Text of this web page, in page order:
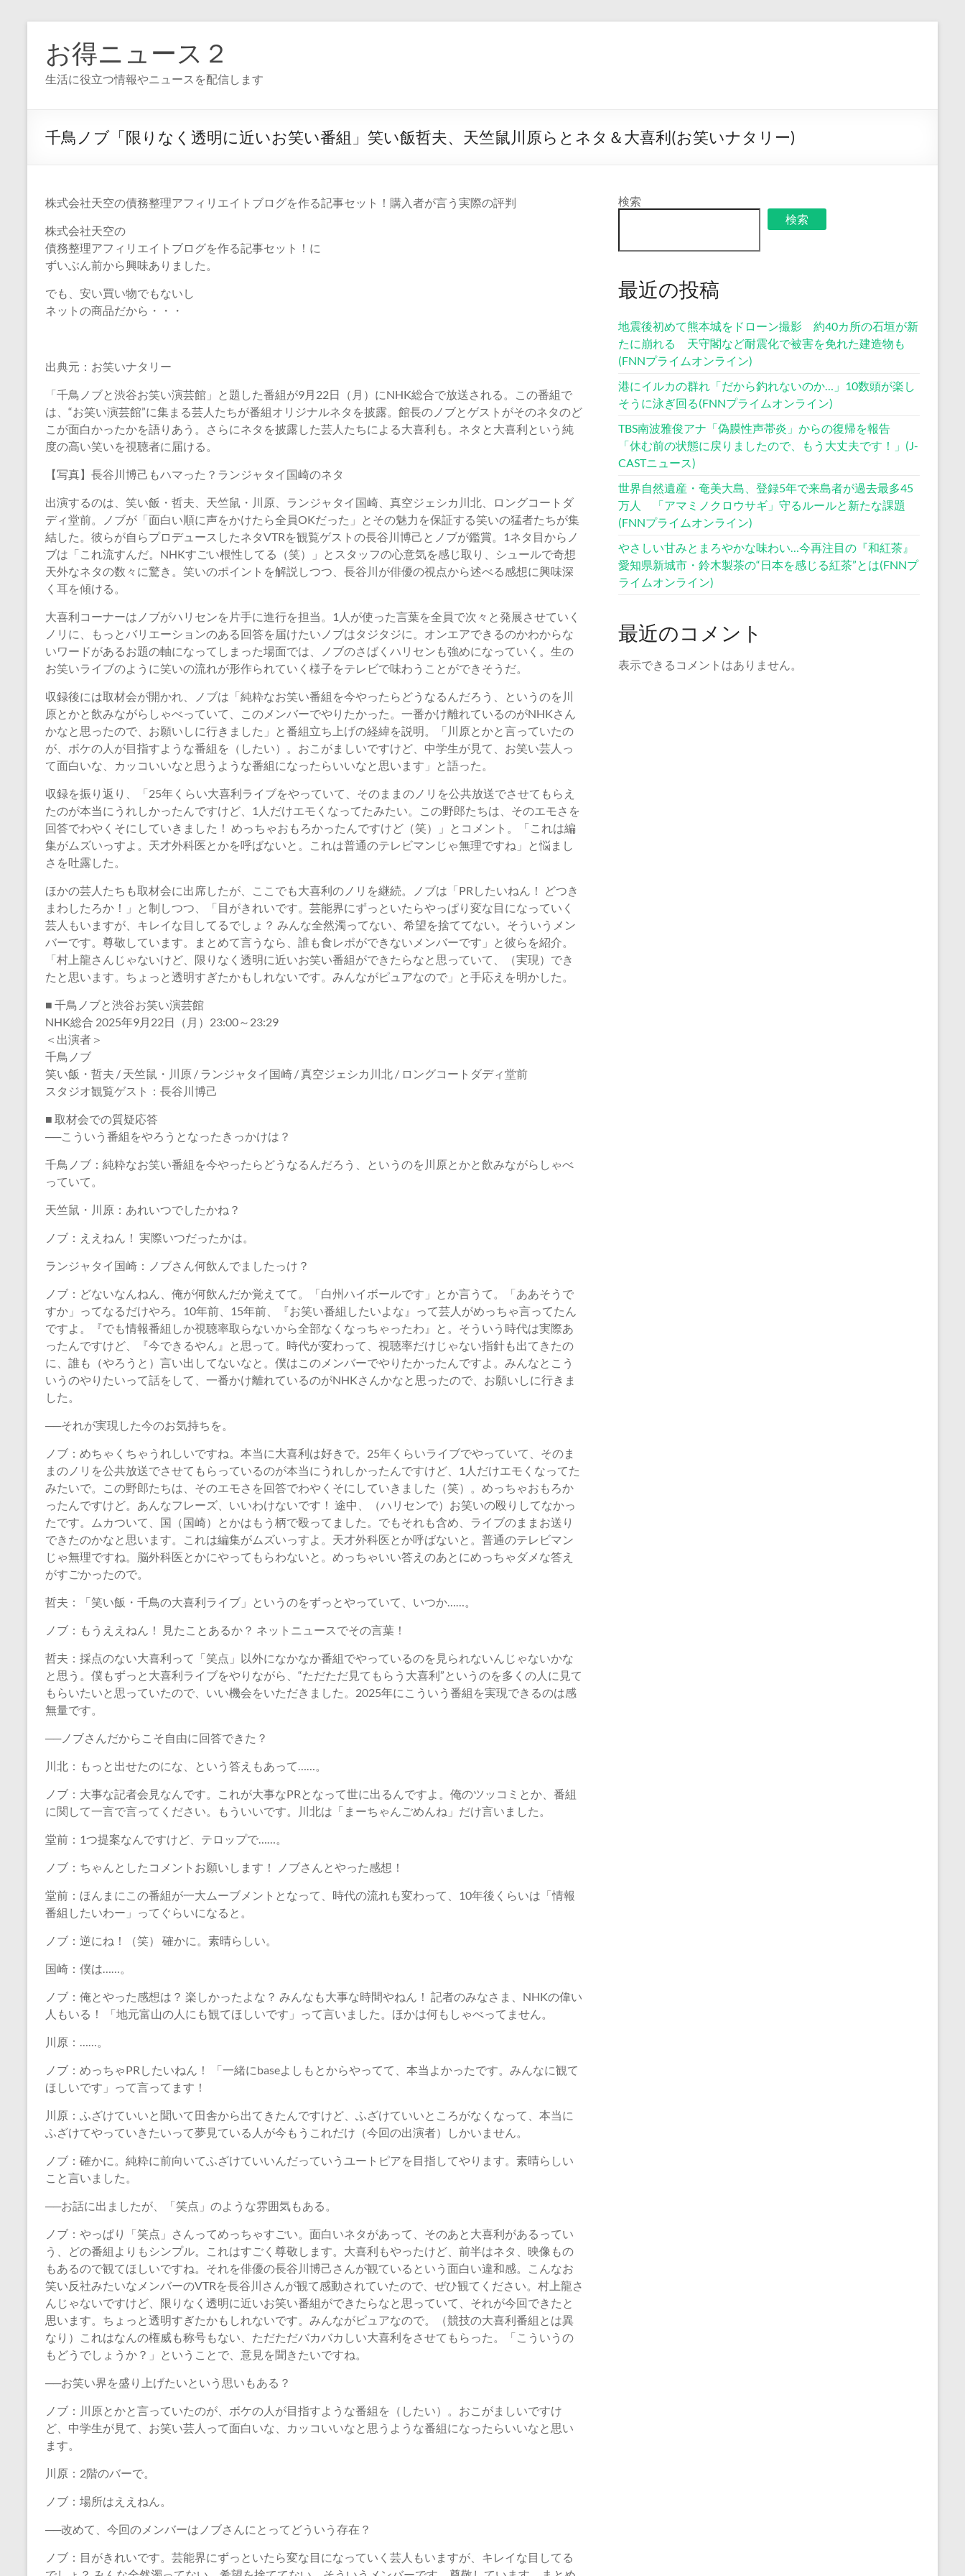
お得ニュース２
生活に役立つ情報やニュースを配信します
千鳥ノブ「限りなく透明に近いお笑い番組」笑い飯哲夫、天竺鼠川原らとネタ＆大喜利(お笑いナタリー)
株式会社天空の債務整理アフィリエイトブログを作る記事セット！購入者が言う実際の評判
株式会社天空の
債務整理アフィリエイトブログを作る記事セット！に
ずいぶん前から興味ありました。
でも、安い買い物でもないし
ネットの商品だから・・・
出典元：お笑いナタリー
「千鳥ノブと渋谷お笑い演芸館」と題した番組が9月22日（月）にNHK総合で放送される。この番組で
は、“お笑い演芸館”に集まる芸人たちが番組オリジナルネタを披露。館長のノブとゲストがそのネタのど
こが面白かったかを語りあう。さらにネタを披露した芸人たちによる大喜利も。ネタと大喜利という純
度の高い笑いを視聴者に届ける。
【写真】長谷川博己もハマった？ランジャタイ国崎のネタ
出演するのは、笑い飯・哲夫、天竺鼠・川原、ランジャタイ国崎、真空ジェシカ川北、ロングコートダ
ディ堂前。ノブが「面白い順に声をかけたら全員OKだった」とその魅力を保証する笑いの猛者たちが集
結した。彼らが自らプロデュースしたネタVTRを観覧ゲストの長谷川博己とノブが鑑賞。1ネタ目からノ
ブは「これ流すんだ。NHKすごい根性してる（笑）」とスタッフの心意気を感じ取り、シュールで奇想
天外なネタの数々に驚き。笑いのポイントを解説しつつ、長谷川が俳優の視点から述べる感想に興味深
く耳を傾ける。
大喜利コーナーはノブがハリセンを片手に進行を担当。1人が使った言葉を全員で次々と発展させていく
ノリに、もっとバリエーションのある回答を届けたいノブはタジタジに。オンエアできるのかわからな
いワードがあるお題の軸になってしまった場面では、ノブのさばくハリセンも強めになっていく。生の
お笑いライブのように笑いの流れが形作られていく様子をテレビで味わうことができそうだ。
収録後には取材会が開かれ、ノブは「純粋なお笑い番組を今やったらどうなるんだろう、というのを川
原とかと飲みながらしゃべっていて、このメンバーでやりたかった。一番かけ離れているのがNHKさん
かなと思ったので、お願いしに行きました」と番組立ち上げの経緯を説明。「川原とかと言っていたの
が、ボケの人が目指すような番組を（したい）。おこがましいですけど、中学生が見て、お笑い芸人っ
て面白いな、カッコいいなと思うような番組になったらいいなと思います」と語った。
収録を振り返り、「25年くらい大喜利ライブをやっていて、そのままのノリを公共放送でさせてもらえ
たのが本当にうれしかったんですけど、1人だけエモくなってたみたい。この野郎たちは、そのエモさを
回答でわやくそにしていきました！ めっちゃおもろかったんですけど（笑）」とコメント。「これは編
集がムズいっすよ。天才外科医とかを呼ばないと。これは普通のテレビマンじゃ無理ですね」と悩まし
さを吐露した。
ほかの芸人たちも取材会に出席したが、ここでも大喜利のノリを継続。ノブは「PRしたいねん！ どつき
まわしたろか！」と制しつつ、「目がきれいです。芸能界にずっといたらやっぱり変な目になっていく
芸人もいますが、キレイな目してるでしょ？ みんな全然濁ってない、希望を捨ててない。そういうメン
バーです。尊敬しています。まとめて言うなら、誰も食レポができないメンバーです」と彼らを紹介。
「村上龍さんじゃないけど、限りなく透明に近いお笑い番組ができたらなと思っていて、（実現）でき
たと思います。ちょっと透明すぎたかもしれないです。みんながピュアなので」と手応えを明かした。
■ 千鳥ノブと渋谷お笑い演芸館
NHK総合 2025年9月22日（月）23:00～23:29
＜出演者＞
千鳥ノブ
笑い飯・哲夫 / 天竺鼠・川原 / ランジャタイ国崎 / 真空ジェシカ川北 / ロングコートダディ堂前
スタジオ観覧ゲスト：長谷川博己
■ 取材会での質疑応答
──こういう番組をやろうとなったきっかけは？
千鳥ノブ：純粋なお笑い番組を今やったらどうなるんだろう、というのを川原とかと飲みながらしゃべ
っていて。
天竺鼠・川原：あれいつでしたかね？
ノブ：ええねん！ 実際いつだったかは。
ランジャタイ国崎：ノブさん何飲んでましたっけ？
ノブ：どないなんねん、俺が何飲んだか覚えてて。「白州ハイボールです」とか言うて。「ああそうで
すか」ってなるだけやろ。10年前、15年前、『お笑い番組したいよな』って芸人がめっちゃ言ってたん
ですよ。『でも情報番組しか視聴率取らないから全部なくなっちゃったわ』と。そういう時代は実際あ
ったんですけど、『今できるやん』と思って。時代が変わって、視聴率だけじゃない指針も出てきたの
に、誰も（やろうと）言い出してないなと。僕はこのメンバーでやりたかったんですよ。みんなとこう
いうのやりたいって話をして、一番かけ離れているのがNHKさんかなと思ったので、お願いしに行きま
した。
──それが実現した今のお気持ちを。
ノブ：めちゃくちゃうれしいですね。本当に大喜利は好きで。25年くらいライブでやっていて、そのま
まのノリを公共放送でさせてもらっているのが本当にうれしかったんですけど、1人だけエモくなってた
みたいで。この野郎たちは、そのエモさを回答でわやくそにしていきました（笑）。めっちゃおもろか
ったんですけど。あんなフレーズ、いいわけないです！ 途中、（ハリセンで）お笑いの殴りしてなかっ
たです。ムカついて、国（国崎）とかはもう柄で殴ってました。でもそれも含め、ライブのままお送り
できたのかなと思います。これは編集がムズいっすよ。天才外科医とか呼ばないと。普通のテレビマン
じゃ無理ですね。脳外科医とかにやってもらわないと。めっちゃいい答えのあとにめっちゃダメな答え
がすごかったので。
哲夫：「笑い飯・千鳥の大喜利ライブ」というのをずっとやっていて、いつか……。
ノブ：もうええねん！ 見たことあるか？ ネットニュースでその言葉！
哲夫：採点のない大喜利って「笑点」以外になかなか番組でやっているのを見られないんじゃないかな
と思う。僕もずっと大喜利ライブをやりながら、“ただただ見てもらう大喜利”というのを多くの人に見て
もらいたいと思っていたので、いい機会をいただきました。2025年にこういう番組を実現できるのは感
無量です。
──ノブさんだからこそ自由に回答できた？
川北：もっと出せたのにな、という答えもあって……。
ノブ：大事な記者会見なんです。これが大事なPRとなって世に出るんですよ。俺のツッコミとか、番組
に関して一言で言ってください。もういいです。川北は「まーちゃんごめんね」だけ言いました。
堂前：1つ提案なんですけど、テロップで……。
ノブ：ちゃんとしたコメントお願いします！ ノブさんとやった感想！
堂前：ほんまにこの番組が一大ムーブメントとなって、時代の流れも変わって、10年後くらいは「情報
番組したいわー」ってぐらいになると。
ノブ：逆にね！（笑） 確かに。素晴らしい。
国崎：僕は……。
ノブ：俺とやった感想は？ 楽しかったよな？ みんなも大事な時間やねん！ 記者のみなさま、NHKの偉い
人もいる！ 「地元富山の人にも観てほしいです」って言いました。ほかは何もしゃべってません。
川原：……。
ノブ：めっちゃPRしたいねん！ 「一緒にbaseよしもとからやってて、本当よかったです。みんなに観て
ほしいです」って言ってます！
川原：ふざけていいと聞いて田舎から出てきたんですけど、ふざけていいところがなくなって、本当に
ふざけてやっていきたいって夢見ている人が今もうこれだけ（今回の出演者）しかいません。
ノブ：確かに。純粋に前向いてふざけていいんだっていうユートピアを目指してやります。素晴らしい
こと言いました。
──お話に出ましたが、「笑点」のような雰囲気もある。
ノブ：やっぱり「笑点」さんってめっちゃすごい。面白いネタがあって、そのあと大喜利があるってい
う、どの番組よりもシンプル。これはすごく尊敬します。大喜利もやったけど、前半はネタ、映像もの
もあるので観てほしいですね。それを俳優の長谷川博己さんが観ているという面白い違和感。こんなお
笑い反社みたいなメンバーのVTRを長谷川さんが観て感動されていたので、ぜひ観てください。村上龍さ
んじゃないですけど、限りなく透明に近いお笑い番組ができたらなと思っていて、それが今回できたと
思います。ちょっと透明すぎたかもしれないです。みんながピュアなので。（競技の大喜利番組とは異
なり）これはなんの権威も称号もない、ただただバカバカしい大喜利をさせてもらった。「こういうの
もどうでしょうか？」ということで、意見を聞きたいですね。
──お笑い界を盛り上げたいという思いもある？
ノブ：川原とかと言っていたのが、ボケの人が目指すような番組を（したい）。おこがましいですけ
ど、中学生が見て、お笑い芸人って面白いな、カッコいいなと思うような番組になったらいいなと思い
ます。
川原：2階のバーで。
ノブ：場所はええねん。
──改めて、今回のメンバーはノブさんにとってどういう存在？
ノブ：目がきれいです。芸能界にずっといたら変な目になっていく芸人もいますが、キレイな目してる
検索
検索
最近の投稿
地震後初めて熊本城をドローン撮影 約40カ所の石垣が新
たに崩れる 天守閣など耐震化で被害を免れた建造物も
(FNNプライムオンライン)
港にイルカの群れ「だから釣れないのか…」10数頭が楽し
そうに泳ぎ回る(FNNプライムオンライン)
TBS南波雅俊アナ「偽膜性声帯炎」からの復帰を報告
「休む前の状態に戻りましたので、もう大丈夫です！」(J-
CASTニュース)
世界自然遺産・奄美大島、登録5年で来島者が過去最多45
万人 「アマミノクロウサギ」守るルールと新たな課題
(FNNプライムオンライン)
やさしい甘みとまろやかな味わい…今再注目の『和紅茶』
愛知県新城市・鈴木製茶の“日本を感じる紅茶”とは(FNNプ
ライムオンライン)
最近のコメント
表示できるコメントはありません。